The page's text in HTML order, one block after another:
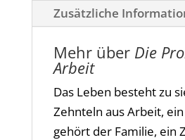
Zusätzliche
Mehr über Die
Arbeit
Das Leben besteht zu
Zehnteln aus Arbeit,
gehört der Familie, ein